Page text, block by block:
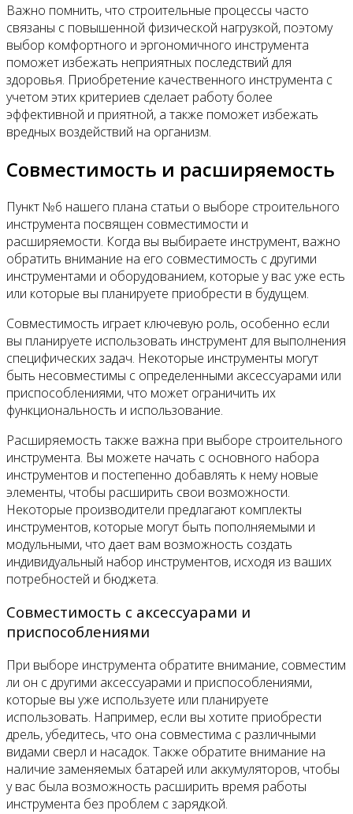
Важно помнить, что строительные процессы часто
связаны с повышенной физической нагрузкой, поэтому
выбор комфортного и эргономичного инструмента
поможет избежать неприятных последствий для
здоровья. Приобретение качественного инструмента с
учетом этих критериев сделает работу более
эффективной и приятной, а также поможет избежать
вредных воздействий на организм.
Совместимость и расширяемость
Пункт №6 нашего плана статьи о выборе строительного
инструмента посвящен совместимости и
расширяемости. Когда вы выбираете инструмент, важно
обратить внимание на его совместимость с другими
инструментами и оборудованием, которые у вас уже есть
или которые вы планируете приобрести в будущем.
Совместимость играет ключевую роль, особенно если
вы планируете использовать инструмент для выполнения
специфических задач. Некоторые инструменты могут
быть несовместимы с определенными аксессуарами или
приспособлениями, что может ограничить их
функциональность и использование.
Расширяемость также важна при выборе строительного
инструмента. Вы можете начать с основного набора
инструментов и постепенно добавлять к нему новые
элементы, чтобы расширить свои возможности.
Некоторые производители предлагают комплекты
инструментов, которые могут быть пополняемыми и
модульными, что дает вам возможность создать
индивидуальный набор инструментов, исходя из ваших
потребностей и бюджета.
Совместимость с аксессуарами и
приспособлениями
При выборе инструмента обратите внимание, совместим
ли он с другими аксессуарами и приспособлениями,
которые вы уже используете или планируете
использовать. Например, если вы хотите приобрести
дрель, убедитесь, что она совместима с различными
видами сверл и насадок. Также обратите внимание на
наличие заменяемых батарей или аккумуляторов, чтобы
у вас была возможность расширить время работы
инструмента без проблем с зарядкой.